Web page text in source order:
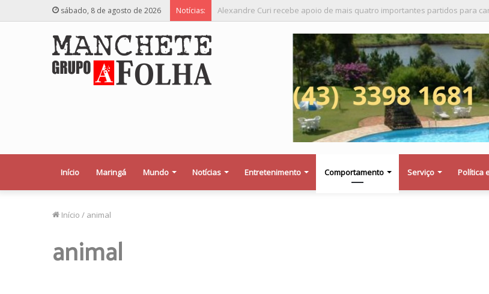
sábado, 8 de agosto de 2026 Notícias: Relator deseja saber se a Procuradoria Jurídica da Câmara de Maringá
Início Maringá Mundo Notícias Entretenimento Comportamento Serviço Política
Início / animal
animal